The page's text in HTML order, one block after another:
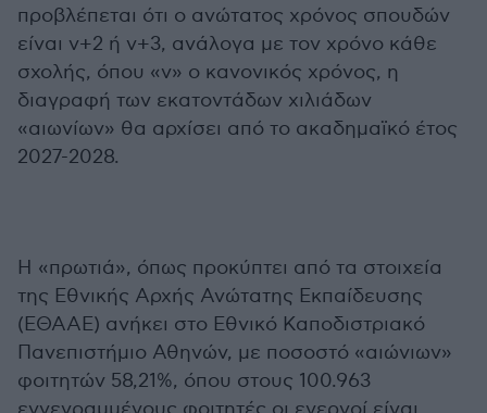
προβλέπεται ότι ο ανώτατος χρόνος σπουδών
είναι ν+2 ή ν+3, ανάλογα με τον χρόνο κάθε
σχολής, όπου «ν» ο κανονικός χρόνος, η
διαγραφή των εκατοντάδων χιλιάδων
«αιωνίων» θα αρχίσει από το ακαδημαϊκό έτος
2027-2028.
Η «πρωτιά», όπως προκύπτει από τα στοιχεία
της Εθνικής Αρχής Ανώτατης Εκπαίδευσης
(ΕΘΑΑΕ) ανήκει στο Εθνικό Καποδιστριακό
Πανεπιστήμιο Αθηνών, με ποσοστό «αιώνιων»
φοιτητών 58,21%, όπου στους 100.963